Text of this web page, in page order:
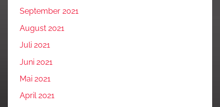
September 2021
August 2021
Juli 2021
Juni 2021
Mai 2021
April 2021